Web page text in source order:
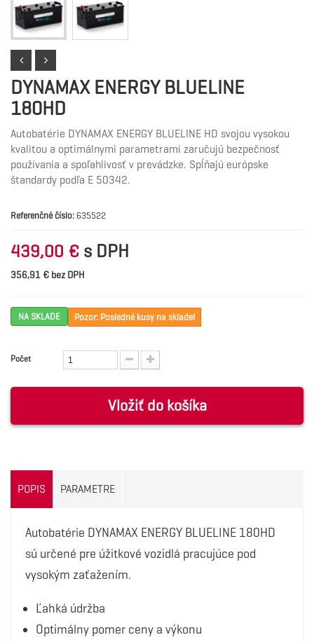
DYNAMAX ENERGY BLUELINE
180HD
Autobatérie DYNAMAX ENERGY BLUELINE HD svojou vysokou
kvalitou a optimálnymi parametrami zaručujú bezpečnosť
používania a spoľahlivosť v prevádzke. Spĺňajú európske
štandardy podľa E 50342.
Referenčné číslo: 635522
439,00 € s DPH
356,91 € bez DPH
NA SKLADE Pozor: Posledné kusy na sklade!
Počet
Vložiť do košíka
POPIS PARAMETRE
Autobatérie DYNAMAX ENERGY BLUELINE 180HD
sú určené pre úžitkové vozidlá pracujúce pod
vysokým zaťažením.
Ľahká údržba
Optimálny pomer ceny a výkonu